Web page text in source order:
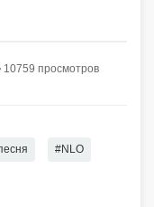
просмотров
#NLO